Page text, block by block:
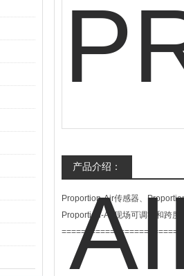
产品介绍：
Proportion-Air传感器、
Proportion-Air现场可调零和跨